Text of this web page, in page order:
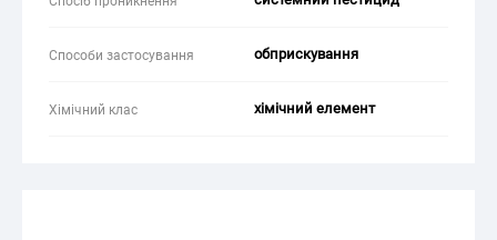
Способи застосування обприскування
Хімічний клас хімічний елемент